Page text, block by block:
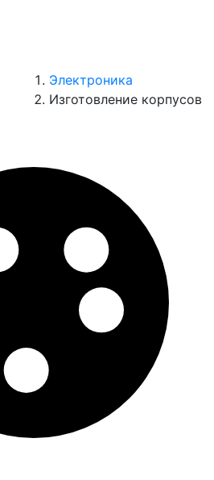
Электроника
Изготовление корпусов